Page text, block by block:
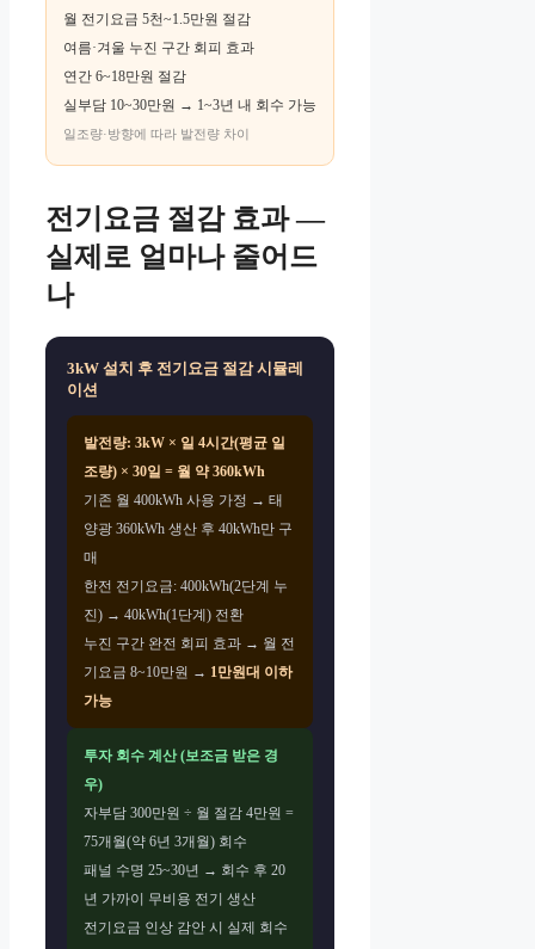
월 전기요금 5천~1.5만원 절감
여름·겨울 누진 구간 회피 효과
연간 6~18만원 절감
실부담 10~30만원 → 1~3년 내 회수 가능
일조량·방향에 따라 발전량 차이
전기요금 절감 효과 —
실제로 얼마나 줄어드
나
3kW 설치 후 전기요금 절감 시뮬레
이션
발전량: 3kW × 일 4시간(평균 일
조량) × 30일 = 월 약 360kWh
기존 월 400kWh 사용 가정 → 태
양광 360kWh 생산 후 40kWh만 구
매
한전 전기요금: 400kWh(2단계 누
진) → 40kWh(1단계) 전환
누진 구간 완전 회피 효과 → 월 전
기요금 8~10만원 → 1만원대 이하
가능
투자 회수 계산 (보조금 받은 경
우)
자부담 300만원 ÷ 월 절감 4만원 =
75개월(약 6년 3개월) 회수
패널 수명 25~30년 → 회수 후 20
년 가까이 무비용 전기 생산
전기요금 인상 감안 시 실제 회수